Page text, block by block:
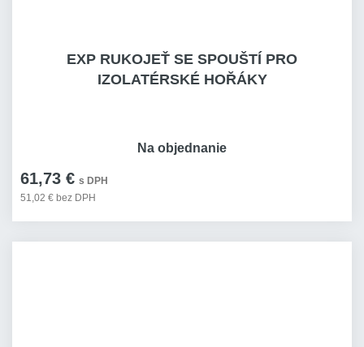
EXP RUKOJEŤ SE SPOUŠTÍ PRO
IZOLATÉRSKÉ HOŘÁKY
61,73 € s DPH
51,02 € bez DPH
Na objednanie